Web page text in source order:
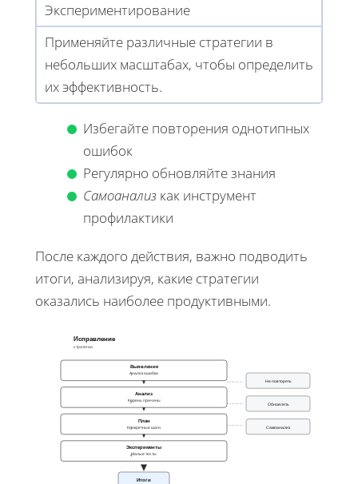
Экспериментирование
Применяйте различные стратегии в
небольших масштабах, чтобы определить
их эффективность.
Избегайте повторения однотипных
ошибок
Регулярно обновляйте знания
Самоанализ как инструмент
профилактики
После каждого действия, важно подводить
итоги, анализируя, какие стратегии
оказались наиболее продуктивными.
Исправление
стратегии
Выявление
Анализ ошибки
Анализ
Корень причины
План
Конкретные шаги
Эксперименты
Малые тесты
Итоги
Не повторять
Обновлять
Самоанализ
1
2
3
4